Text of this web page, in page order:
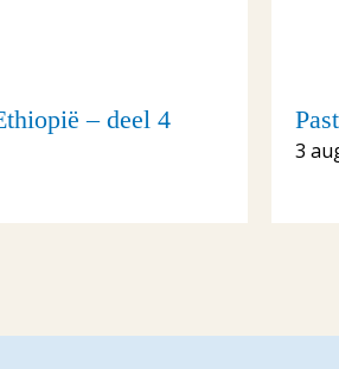
– deel 4
3